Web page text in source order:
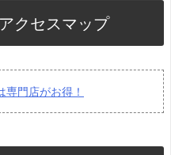
クセスマップ
門店がお得！